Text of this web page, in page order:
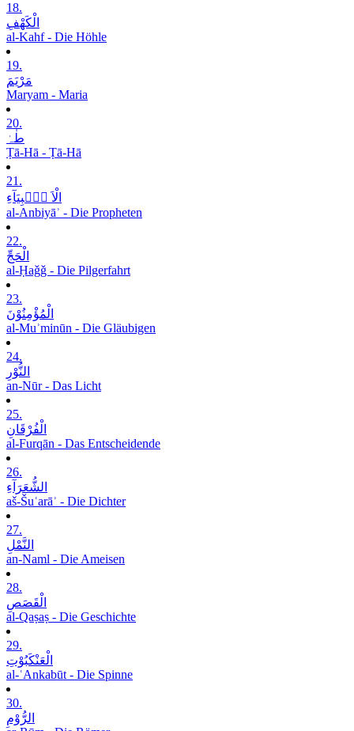
18.
الْکَھْفِ
al-Kahf - Die Höhle
19.
مَرْیَمَ
Maryam - Maria
20.
طٰہٰ
Ṭā-Hā - Ṭā-Hā
21.
الْاَ نۡۢبِیَآءِ
al-Anbiyāʾ - Die Propheten
22.
الْحَجِّ
al-Ḥaǧǧ - Die Pilgerfahrt
23.
الْمُؤْمِنُوْنَ
al-Muʾminūn - Die Gläubigen
24.
النُّوْرِ
an-Nūr - Das Licht
25.
الْفُرْقَانِ
al-Furqān - Das Entscheidende
26.
الشُّعَرَآءِ
aš-Šuʿarāʾ - Die Dichter
27.
النَّمْلِ
an-Naml - Die Ameisen
28.
الْقَصَصِ
al-Qaṣaṣ - Die Geschichte
29.
الْعَنْکَبُوْتِ
al-ʿAnkabūt - Die Spinne
30.
الرُّوْمِ